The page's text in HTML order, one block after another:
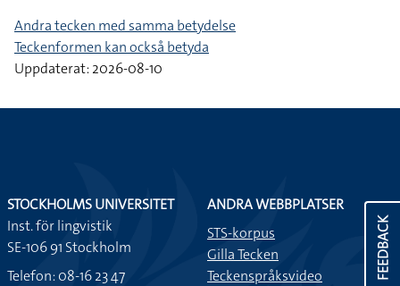
Andra tecken med samma betydelse
Teckenformen kan också betyda
Uppdaterat: 2026-08-10
FEEDBACK
STOCKHOLMS UNIVERSITET
Inst. för lingvistik
SE-106 91 Stockholm
Telefon: 08-16 23 47
ANDRA WEBBPLATSER
STS-korpus
Gilla Tecken
Teckenspråksvideo